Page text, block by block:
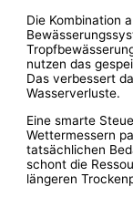
Die Kombination
nutzen das
Das verbessert
Wasserverluste.
Eine smarte
Wettermessern
tatsächlichen
schont die
längeren